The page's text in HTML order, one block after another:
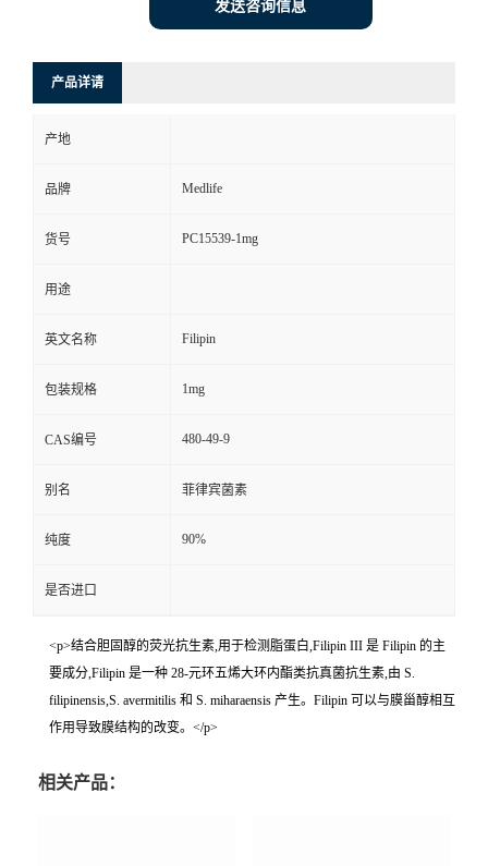
发送咨询信息
产品详请
产地
品牌 Medlife
货号 PC15539-1mg
用途
英文名称 Filipin
包装规格 1mg
CAS编号 480-49-9
别名 菲律宾菌素
纯度 90%
是否进口
<p>结合胆固醇的荧光抗生素,用于检测脂蛋白,Filipin III 是 Filipin 的主
要成分,Filipin 是一种 28-元环五烯大环内酯类抗真菌抗生素,由 S.
filipinensis,S. avermitilis 和 S. miharaensis 产生。Filipin 可以与膜甾醇相互
作用导致膜结构的改变。</p>
相关产品：